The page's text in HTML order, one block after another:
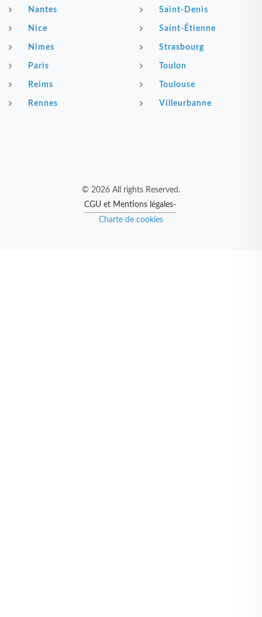
Nantes
Nice
Nîmes
Paris
Reims
Rennes
Saint-Denis
Saint-Étienne
Strasbourg
Toulon
Toulouse
Villeurbanne
© 2026 All rights Reserved.
CGU et Mentions légales-
Charte de cookies